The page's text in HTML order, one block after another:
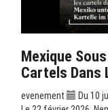
Mexique
Cartels Dans
evenement
Du 10